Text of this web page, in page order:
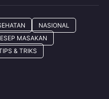
NASIONAL
MASAKAN
& TRIKS